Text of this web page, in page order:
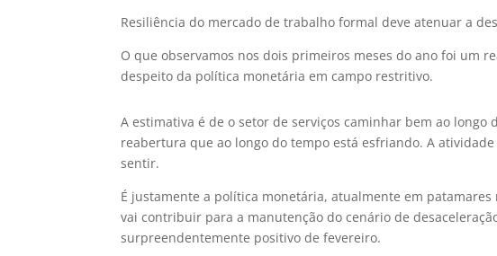
Resiliência do mercado de trabalho formal deve atenuar a
O que observamos nos dois primeiros meses do ano foi um
despeito da política monetária em campo restritivo.
A estimativa é de o setor de serviços caminhar bem ao
reabertura que ao longo do tempo está esfriando. A
sentir.
É justamente a política monetária, atualmente em
vai contribuir para a manutenção do cenário de
surpreendentemente positivo de fevereiro.